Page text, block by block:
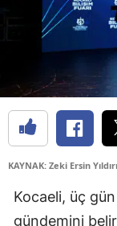
KAYNAK: Zeki Ersin
Kocaeli, üç
gündemini